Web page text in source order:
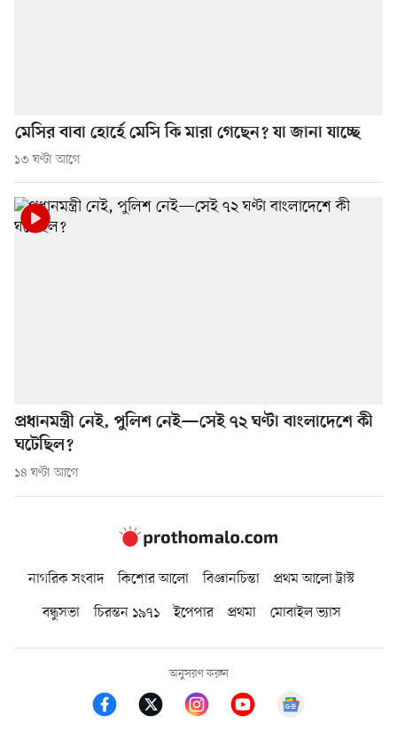
মেসির বাবা হোর্হে মেসি কি মারা গেছেন? যা জানা যাচ্ছে
১৩ ঘণ্টা আগে
প্রধানমন্ত্রী নেই, পুলিশ নেই—সেই ৭২ ঘণ্টা বাংলাদেশে কী
ঘটেছিল?
১৪ ঘণ্টা আগে
নাগরিক সংবাদ কিশোর আলো বিজ্ঞানচিন্তা
প্রথম আলো ট্রাস্ট
বন্ধুসভা
চিরন্তন ১৯৭১ ইপেপার প্রথমা মোবাইল ভ্যাস
অনুসরণ করুন